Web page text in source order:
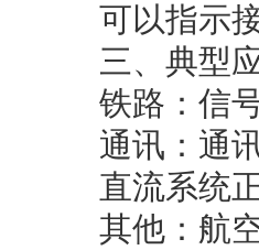
可以指示
三、典型
铁路：信
通讯：通
直流系统
其他：航